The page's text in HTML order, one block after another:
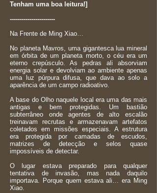
Tenham uma boa leitura!]
-----------------------
Na Frente de Ming Xiao…
No planeta Mavros, uma gigantesca lua mineral
em órbita de um planeta morto, o céu era um
eterno crepúsculo. As pedras ali absorviam
energia solar e devolviam ao ambiente apenas
uma luz púrpura difusa, que dava ao solo a
aparência de um campo radioativo.
A base do Olho naquele local era uma das mais
antigas e bem protegidas. Um bastião
subterrâneo onde agentes de alto escalão
treinavam recrutas e armazenavam artefatos
coletados em missões especiais. A estrutura
era protegida por camadas de escudos,
matrizes de detecção e selos quase
impossíveis de detectar.
O lugar estava preparado para qualquer
tentativa de invasão, mas nada daquilo
importava. Porque quem estava ali… era Ming
Xiao.